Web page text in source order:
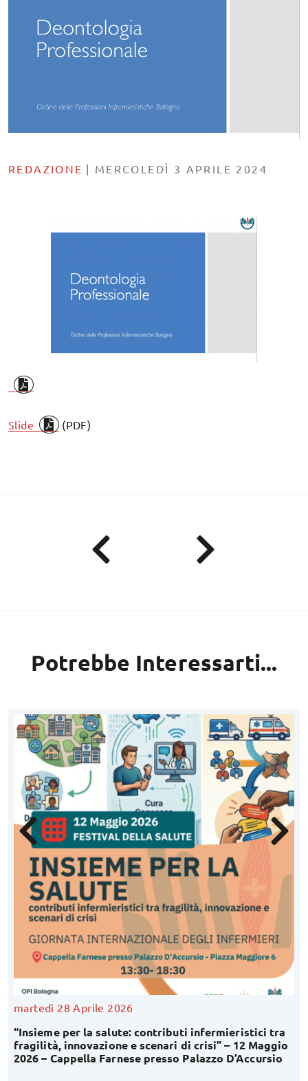
REDAZIONE | MERCOLEDÌ 3 APRILE 2024
Slide (PDF)
Potrebbe Interessarti...
martedì 28 Aprile 2026
“Insieme per la salute: contributi infermieristici tra
fragilità, innovazione e scenari di crisi” – 12 Maggio
2026 – Cappella Farnese presso Palazzo D’Accursio